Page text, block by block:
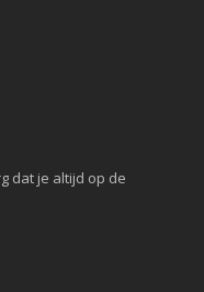
dat je altijd op de